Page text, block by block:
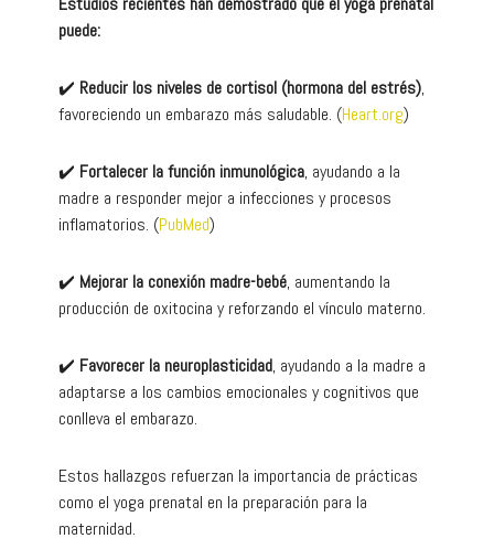
puede:
✔️ Reducir los niveles de cortisol (hormona del estrés),
favoreciendo un embarazo más saludable. (Heart.org)
✔️ Fortalecer la función inmunológica, ayudando a la
madre a responder mejor a infecciones y procesos
inflamatorios. (PubMed)
✔️ Mejorar la conexión madre-bebé, aumentando la
producción de oxitocina y reforzando el vínculo materno.
✔️ Favorecer la neuroplasticidad, ayudando a la madre a
adaptarse a los cambios emocionales y cognitivos que
conlleva el embarazo.
Estos hallazgos refuerzan la importancia de prácticas
como el yoga prenatal en la preparación para la
maternidad.